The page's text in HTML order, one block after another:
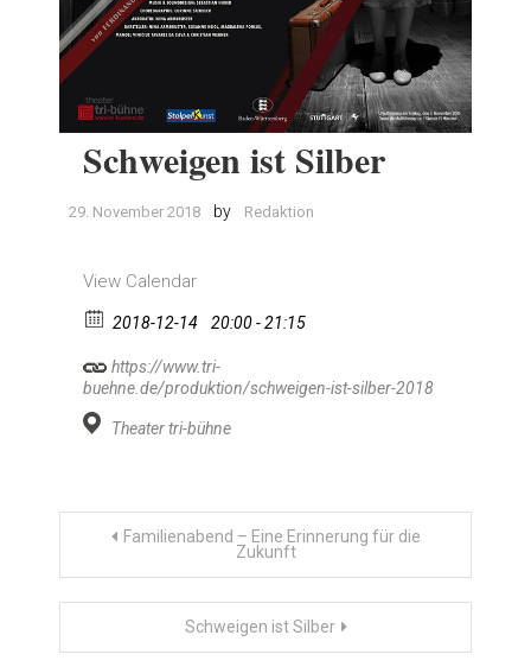
Schweigen ist Silber
29. November 2018 by Redaktion
View Calendar
2018-12-14 20:00 - 21:15
https://www.tri-
buehne.de/produktion/schweigen-ist-silber-2018
Theater tri-bühne
Beitragsnavigation
Familienabend – Eine Erinnerung für die
Zukunft
Schweigen ist Silber